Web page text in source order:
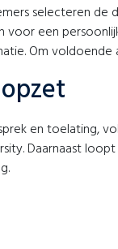
selecteren de
voor een
Om voldoende
en toelating,
Daarnaast